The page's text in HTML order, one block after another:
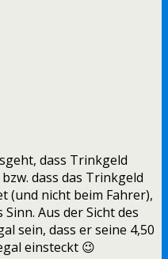
dass Trinkgeld
dass das Trinkgeld
(und nicht beim Fahrer),
Aus der Sicht des
sein, dass er seine 4,50
einsteckt 😉